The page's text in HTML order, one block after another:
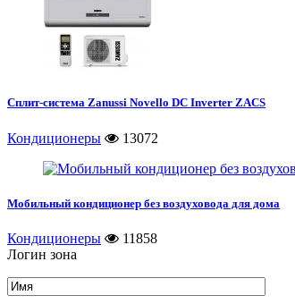
Сплит-система Zanussi Novello DC Inverter ZACS
Кондиционеры 13072
Мобильный кондиционер без воздуховода для дома
Кондиционеры
11858
Логин зона